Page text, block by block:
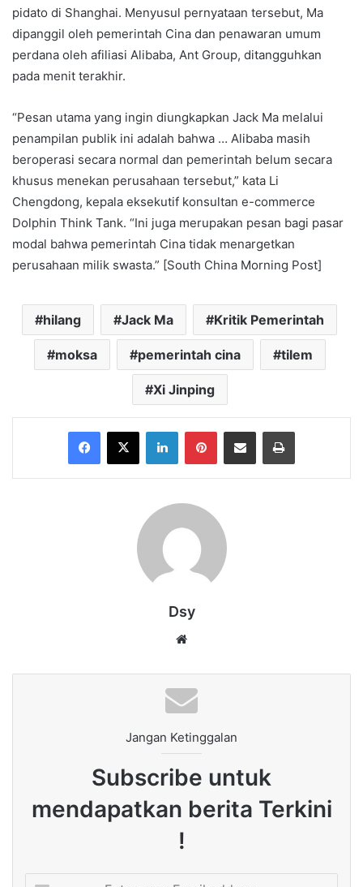
pidato di Shanghai. Menyusul pernyataan tersebut, Ma
dipanggil oleh pemerintah Cina dan penawaran umum
perdana oleh afiliasi Alibaba, Ant Group, ditangguhkan
pada menit terakhir.
“Pesan utama yang ingin diungkapkan Jack Ma melalui
penampilan publik ini adalah bahwa … Alibaba masih
beroperasi secara normal dan pemerintah belum secara
khusus menekan perusahaan tersebut,” kata Li
Chengdong, kepala eksekutif konsultan e-commerce
Dolphin Think Tank. “Ini juga merupakan pesan bagi pasar
modal bahwa pemerintah Cina tidak menargetkan
perusahaan milik swasta.” [South China Morning Post]
hilang Jack Ma Kritik Pemerintah
moksa pemerintah cina tilem
Xi Jinping
Facebook
X LinkedInPinterestShare via Email Print
Dsy
Jangan Ketinggalan
Subscribe untuk
mendapatkan berita Terkini
!